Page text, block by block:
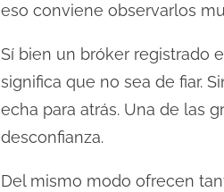
eso conviene observarlos
Sí bien un bróker registrado
significa que no sea de fiar.
echa para atrás. Una de las
desconfianza.
Del mismo modo ofrecen